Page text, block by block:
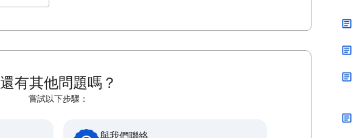
還有其他問題嗎？
嘗試以下步驟：